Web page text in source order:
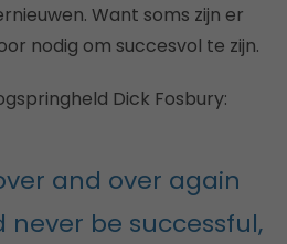
Want soms zijn er
nodig om succesvol te zijn.
Dick Fosbury:
and over again
never be successful,